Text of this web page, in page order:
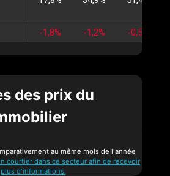
-1,8% -1,2% -0,5%
des prix du
au même mois de l'année
courtier dans ce secteur afin de recevoir
plus d'informations.